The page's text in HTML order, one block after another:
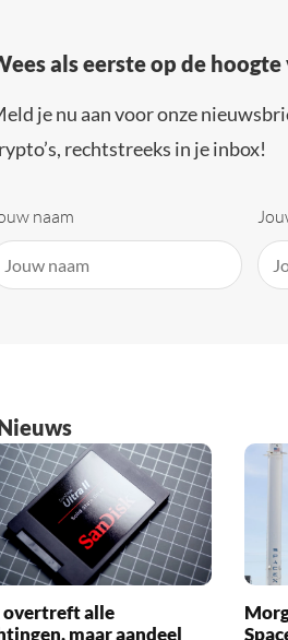
als eerste op de
je nu aan voor onze
rechtstreeks in je inbox!
naam
overtreft alle
maar aandeel